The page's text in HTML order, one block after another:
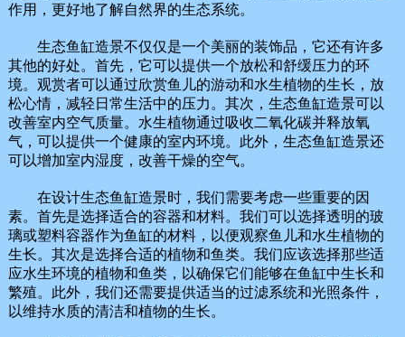
作用，更好地了解自然界的生态系统。
生态鱼缸造景不仅仅是一个美丽的装饰品，它还有许多
其他的好处。首先，它可以提供一个放松和舒缓压力的环
境。观赏者可以通过欣赏鱼儿的游动和水生植物的生长，放
松心情，减轻日常生活中的压力。其次，生态鱼缸造景可以
改善室内空气质量。水生植物通过吸收二氧化碳并释放氧
气，可以提供一个健康的室内环境。此外，生态鱼缸造景还
可以增加室内湿度，改善干燥的空气。
在设计生态鱼缸造景时，我们需要考虑一些重要的因
素。首先是选择适合的容器和材料。我们可以选择透明的玻
璃或塑料容器作为鱼缸的材料，以便观察鱼儿和水生植物的
生长。其次是选择合适的植物和鱼类。我们应该选择那些适
应水生环境的植物和鱼类，以确保它们能够在鱼缸中生长和
繁殖。此外，我们还需要提供适当的过滤系统和光照条件，
以维持水质的清洁和植物的生长。